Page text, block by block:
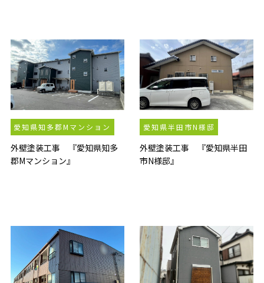
愛知県知多郡Mマンション
外壁塗装工事 『愛知県知多
郡Mマンション』
愛知県半田市N様邸
外壁塗装工事 『愛知県半田
市N様邸』